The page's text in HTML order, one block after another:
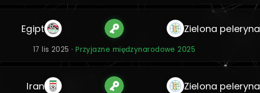
Egipt Zielona peleryna
17 lis 2025 ·Przyjazne międzynarodowe 2025
Iran Zielona peleryna